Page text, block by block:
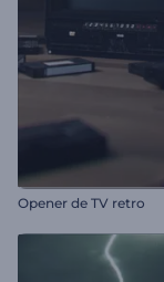
Opener de TV retro